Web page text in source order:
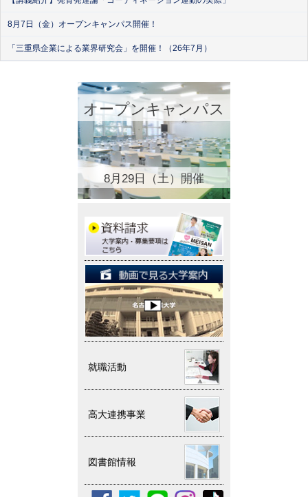
8月7日（金）オープンキャンパス開催！
「三重県企業による業界研究会」を開催！（26年7月）
オープンキャンパス
8月29日（土）開催
就職活動
高大連携事業
図書館情報